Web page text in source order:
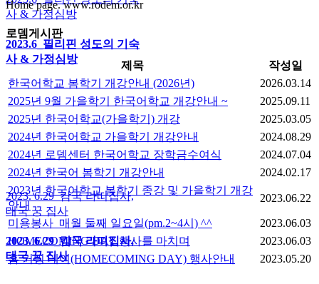
사 & 가정심방
2023.6_필리핀 성도의 기숙
사 & 가정심방
2023. 6.29_캄국 라띠집사,
태국 꿍 집사
2023. 6.29_캄국 라띠집사,
태국 꿍 집사
Home page. www.rodem.or.kr
로뎀게시판
제목
작성일
한국어학교 봄학기 개강안내 (2026년)
2026.03.14
2025년 9월 가을학기 한국어학교 개강안내 ~
2025.09.11
2025년 한국어학교(가을학기) 개강
2025.03.05
2024년 한국어학교 가을학기 개강안내
2024.08.29
2024년 로뎀센터 한국어학교 장학금수여식
2024.07.04
2024년 한국어 봄학기 개강안내
2024.02.17
2023년 한국어학교 봄학기 종강 및 가을학기 개강
안내
2023.06.22
미용봉사_매월 둘째 일요일(pm.2~4시) ^^
2023.06.03
HOMECOMING DAY 행사를 마치며
2023.06.03
홈 커밍 데이(HOMECOMING DAY) 행사안내
2023.05.20